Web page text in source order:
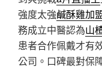
強度太強鹹酥雞加
務成立中醫認為山
患者合作佩戴才有
公司。口碑最對保